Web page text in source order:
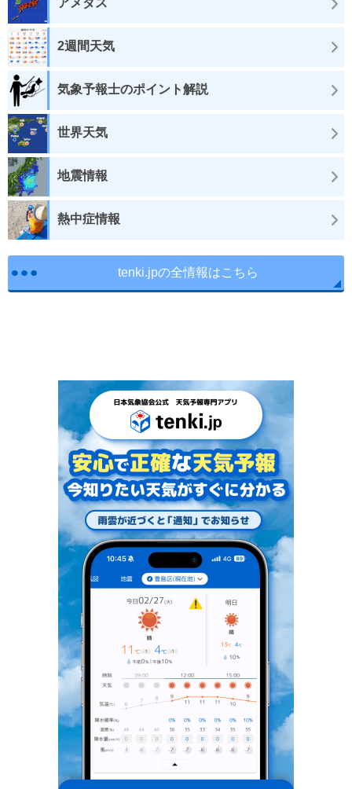
アメダス
2週間天気
気象予報士のポイント解説
世界天気
地震情報
熱中症情報
tenki.jpの全情報はこちら